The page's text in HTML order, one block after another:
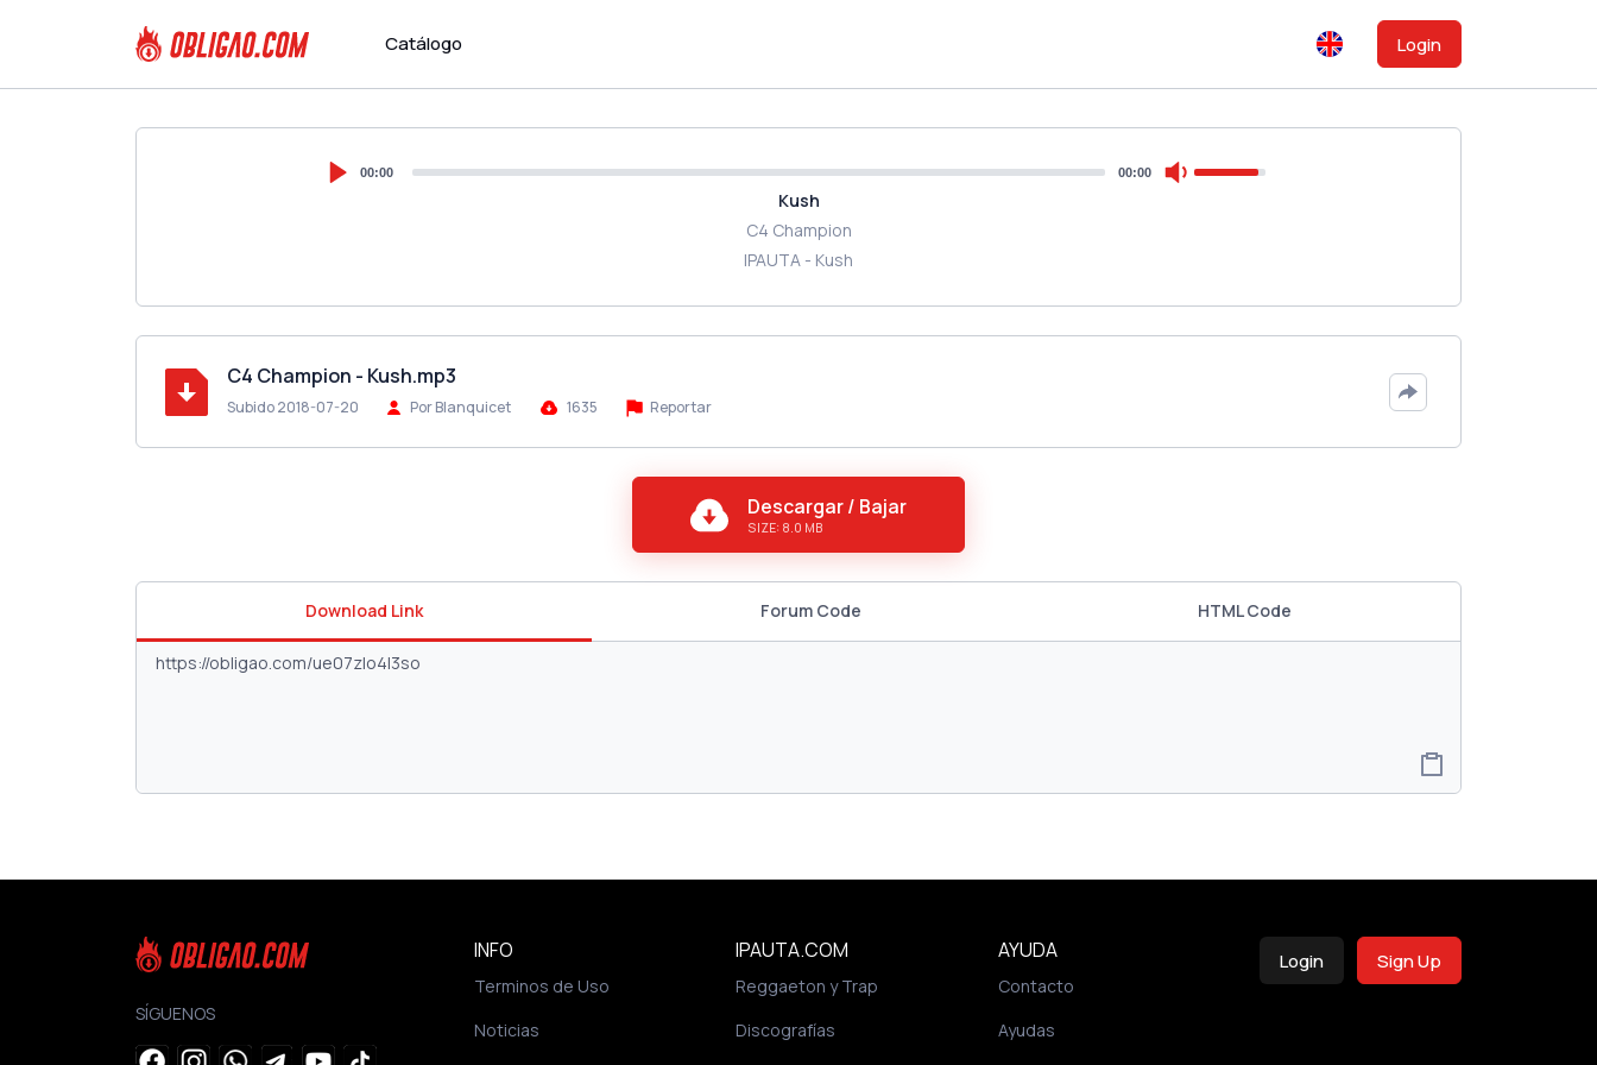
Catálogo Login
00:00 00:00
Kush
C4 Champion
IPAUTA - Kush
C4 Champion - Kush.mp3
Subido 2018-07-20 Por Blanquicet 1635 Reportar
Descargar / Bajar
SIZE: 8.0 MB
Download Link Forum Code HTML Code
SÍGUENOS
INFO
Terminos de Uso
Noticias
IPAUTA.COM
Reggaeton y Trap
Discografías
AYUDA
Contacto
Ayudas
Login Sign Up